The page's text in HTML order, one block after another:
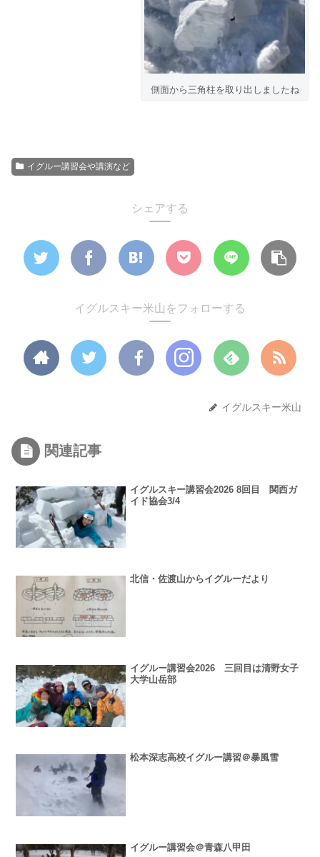
側面から三角柱を取り出しましたね
イグルー講習会や講演など
シェアする
イグルスキー米山をフォローする
イグルスキー米山
関連記事
イグルスキー講習会2026 8回目 関西ガ
イド協会3/4
北信・佐渡山からイグルーだより
イグルー講習会2026 三回目は清野女子
大学山岳部
松本深志高校イグルー講習＠暴風雪
イグルー講習会＠青森八甲田